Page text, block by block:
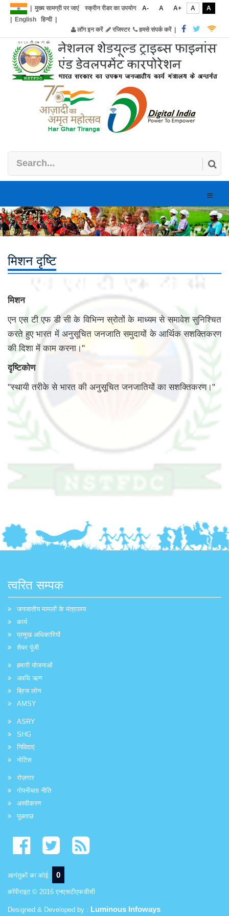
मुख्य सामग्री पर जाएं स्क्रीन रीडर का उपयोग A- A A+ A
A
English हिन्दी|
लॉग इन करें
रजिस्टर हमसे संपर्क करें|
Toggle
मिशन दृष्टि
मिशन
एन एस टी एफ डी सी के विभिन्न स्रोतों के माध्यम से समावेश सुनिश्चित
करते हुए भारत में अनुसूचित जनजाति समुदायों के आर्थिक सशक्तिकरण
की दिशा में काम करना।"
दृष्टिकोण
"स्थायी तरीके से भारत की अनुसूचित जनजातियों का सशक्तिकरण।"
त्वरित सम्पक
जनजातीय मामलों के मंत्रालय
कार्य
प्रमुख अधिकारियों
शेयर पूंजी
हमारी योजनाओं
अवधि ऋण
ब्रिज लोन
AMSY
ASRY
SHG
निविदाएं
नोटिस
रोज़गार
गोपनीयता नीति
अस्वीकरण
पूछताछ
आगंतुकों का कोई: 0
कॉपीराइट © 2016 एनएसटीएफडीसी
Designed & Developed by : Luminous Infoways